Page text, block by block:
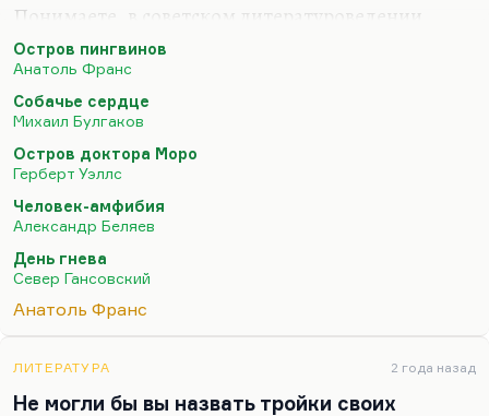
Понимаете, в советском литературоведении
существовал такой штамп, что это пародийная
история Франции. На самом деле, конечно, не
только. Это роман, который следует
рассматривать, на мой взгляд, в одном ряду с
такими антропологическими фантазиями,
вообще характерными очень для начала века. Эта
тема продолжала волновать людей на
протяжении всего XX столетия. Ну, возьмём
рассказ Севера Гансовского «День гнева» про этих
умных медведей. Дело в том, что тема отличия
человека от…
Остров пингвинов
Анатоль Франс
Собачье сердце
Михаил Булгаков
Остров доктора Моро
Герберт Уэллс
Человек-амфибия
Александр Беляев
День гнева
Север Гансовский
Анатоль Франс
ЛИТЕРАТУРА 2 года назад
Не могли бы вы назвать тройки своих